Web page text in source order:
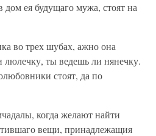
дом ея будущаго мужа, стоят на
во трех шубах, ажно она
люлечку, ты ведешь ли нянечку.
стоят, да по
когда желают найти
вещи, принадлежащия